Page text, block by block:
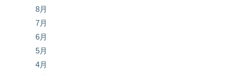
8月
7月
6月
5月
4月